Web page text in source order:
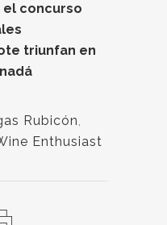
el concurso
triunfan en
Rubicón,
Enthusiast